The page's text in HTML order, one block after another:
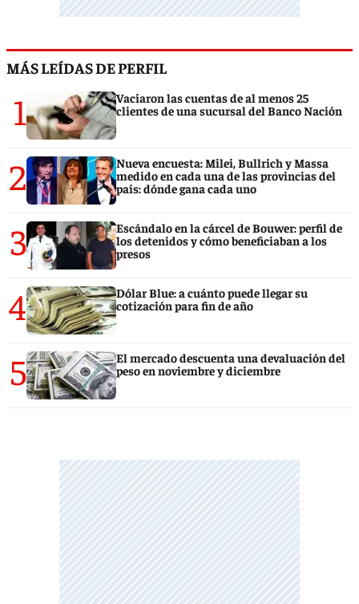
MÁS LEÍDAS DE PERFIL
1
Vaciaron las cuentas de al menos 25
clientes de una sucursal del Banco Nación
2
Nueva encuesta: Milei, Bullrich y Massa
medido en cada una de las provincias del
país: dónde gana cada uno
3
Escándalo en la cárcel de Bouwer: perfil de
los detenidos y cómo beneficiaban a los
presos
4
Dólar Blue: a cuánto puede llegar su
cotización para fin de año
5
El mercado descuenta una devaluación del
peso en noviembre y diciembre